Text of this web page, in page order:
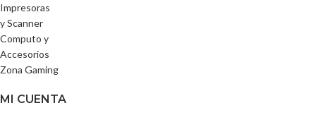
Impresoras
y Scanner
Computo y
Accesorios
Zona Gaming
MI CUENTA